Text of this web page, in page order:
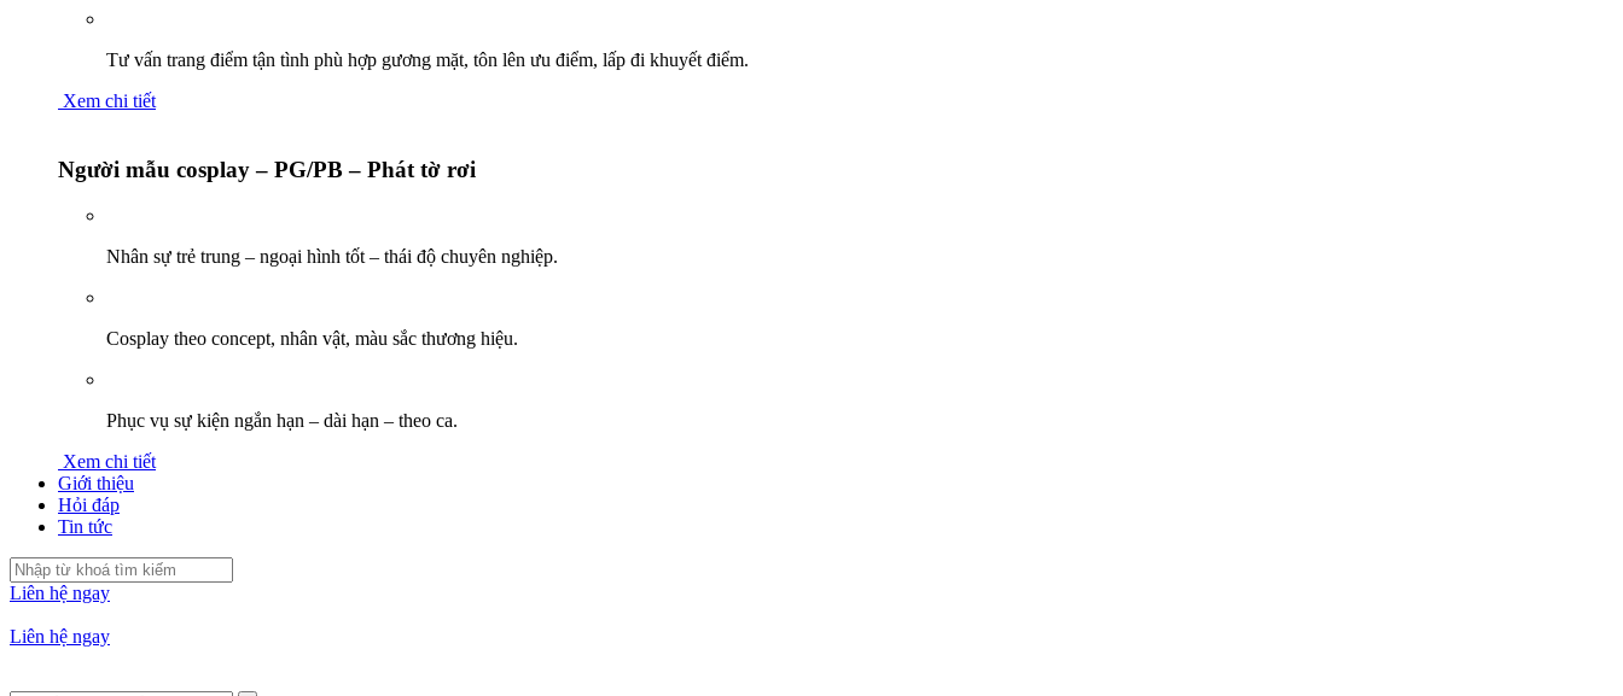
Tư vấn trang điểm tận tình phù hợp gương mặt, tôn lên ưu điểm, lấp đi khuyết điểm.
Xem chi tiết
Người mẫu cosplay – PG/PB – Phát tờ rơi
Nhân sự trẻ trung – ngoại hình tốt – thái độ chuyên nghiệp.
Cosplay theo concept, nhân vật, màu sắc thương hiệu.
Phục vụ sự kiện ngắn hạn – dài hạn – theo ca.
Xem chi tiết
Giới thiệu
Hỏi đáp
Tin tức
Liên hệ ngay
Liên hệ ngay